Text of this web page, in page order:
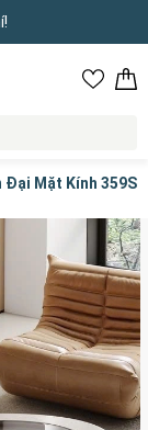
Đại Mặt Kính 359S